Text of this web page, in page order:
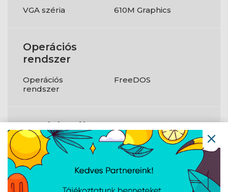
VGA széria
610M Graphics
Operációs
rendszer
Operációs
rendszer
FreeDOS
Csatlakozók
HDMI
Igen
WLAN
802.11ax
Bluetooth
Igen